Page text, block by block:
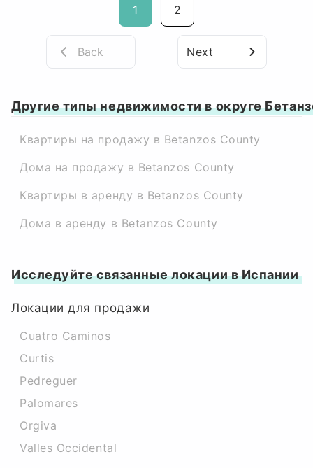
1 2
Back Next
Другие типы недвижимости в округе
Квартиры на продажу в Betanzos County
Дома на продажу в Betanzos County
Квартиры в аренду в Betanzos County
Дома в аренду в Betanzos County
Исследуйте связанные локации в Испании
Локации для продажи
Cuatro Caminos
Curtis
Pedreguer
Palomares
Orgiva
Valles Occidental